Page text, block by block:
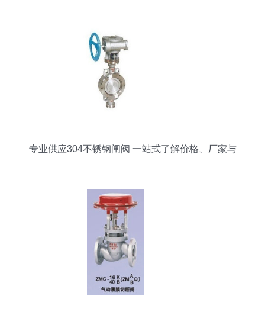
专业供应304不锈钢闸阀 一站式了解价格、厂家与